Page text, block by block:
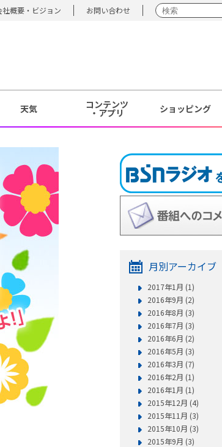
社概要・ビジョン お問い合わせ
天気 コンテンツ
・アプリ ショッピング
月別アーカイブ
2017年1月 (1)
2016年9月 (2)
2016年8月 (3)
2016年7月 (3)
2016年6月 (2)
2016年5月 (3)
2016年3月 (7)
2016年2月 (1)
2016年1月 (1)
2015年12月 (4)
2015年11月 (3)
2015年10月 (3)
2015年9月 (3)